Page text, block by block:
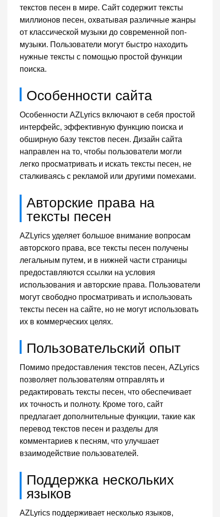
текстов песен в мире. Сайт содержит тексты
миллионов песен, охватывая различные жанры
от классической музыки до современной поп-
музыки. Пользователи могут быстро находить
нужные тексты с помощью простой функции
поиска.
Особенности сайта
Особенности AZLyrics включают в себя простой
интерфейс, эффективную функцию поиска и
обширную базу текстов песен. Дизайн сайта
направлен на то, чтобы пользователи могли
легко просматривать и искать тексты песен, не
сталкиваясь с рекламой или другими помехами.
Авторские права на
тексты песен
AZLyrics уделяет большое внимание вопросам
авторского права, все тексты песен получены
легальным путем, и в нижней части страницы
предоставляются ссылки на условия
использования и авторские права. Пользователи
могут свободно просматривать и использовать
тексты песен на сайте, но не могут использовать
их в коммерческих целях.
Пользовательский опыт
Помимо предоставления текстов песен, AZLyrics
позволяет пользователям отправлять и
редактировать тексты песен, что обеспечивает
их точность и полноту. Кроме того, сайт
предлагает дополнительные функции, такие как
перевод текстов песен и разделы для
комментариев к песням, что улучшает
взаимодействие пользователей.
Поддержка нескольких
языков
AZLyrics поддерживает несколько языков,